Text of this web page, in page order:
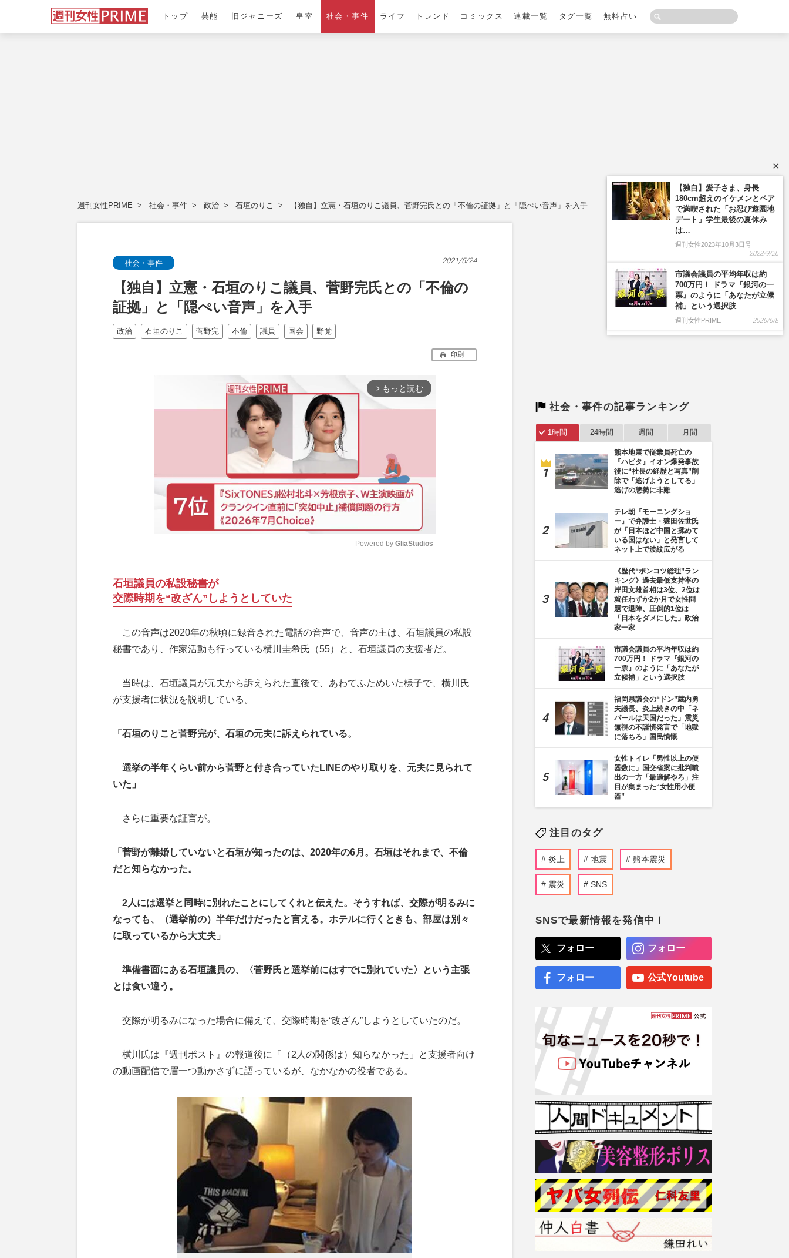
トップ 芸能 旧ジャニーズ 皇室 社会・事件 ライフ トレンド コミックス 連載一覧 タグ一覧 無料占い
週刊女性PRIME 社会・事件 政治 石垣のりこ 【独自】立憲・石垣のりこ議員、菅野完氏との「不倫の証拠」と「隠ぺい音声」を入手
社会・事件 2021/5/24
【独自】立憲・石垣のりこ議員、菅野完氏との「不倫の
証拠」と「隠ぺい音声」を入手
政治 石垣のりこ 菅野完 不倫 議員 国会 野党
印刷
arrow_forward_ios もっと読む
Powered by GliaStudios
石垣議員の私設秘書が
交際時期を“改ざん”しようとしていた
この音声は2020年の秋頃に録音された電話の音声で、音声の主は、石垣議員の私設
秘書であり、作家活動も行っている横川圭希氏（55）と、石垣議員の支援者だ。
当時は、石垣議員が元夫から訴えられた直後で、あわてふためいた様子で、横川氏
が支援者に状況を説明している。
「石垣のりこと菅野完が、石垣の元夫に訴えられている。
選挙の半年くらい前から菅野と付き合っていたLINEのやり取りを、元夫に見られて
いた」
さらに重要な証言が。
「菅野が離婚していないと石垣が知ったのは、2020年の6月。石垣はそれまで、不倫
だと知らなかった。
2人には選挙と同時に別れたことにしてくれと伝えた。そうすれば、交際が明るみに
なっても、（選挙前の）半年だけだったと言える。ホテルに行くときも、部屋は別々
に取っているから大丈夫」
準備書面にある石垣議員の、〈菅野氏と選挙前にはすでに別れていた〉という主張
とは食い違う。
交際が明るみになった場合に備えて、交際時期を“改ざん”しようとしていたのだ。
横川氏は『週刊ポスト』の報道後に「（2人の関係は）知らなかった」と支援者向け
の動画配信で眉一つ動かさずに語っているが、なかなかの役者である。
社会・事件の記事ランキング
1時間 24時間 週間 月間
熊本地震で従業員死亡の
『ハビタ』イオン爆発事故
後に“社長の経歴と写真”削
除で「逃げようとしてる」
逃げの態勢に非難
テレ朝『モーニングショ
ー』で弁護士・猿田佐世氏
が「日本ほど中国と揉めて
いる国はない」と発言して
ネット上で波紋広がる
《歴代“ポンコツ総理”ラン
キング》過去最低支持率の
岸田文雄首相は3位、2位は
就任わずか2か月で女性問
題で退陣、圧倒的1位は
「日本をダメにした」政治
家一家
市議会議員の平均年収は約
700万円！ ドラマ『銀河の
一票』のように「あなたが
立候補」という選択肢
福岡県議会の“ドン”蔵内勇
夫議長、炎上続きの中「ネ
パールは天国だった」震災
無視の不謹慎発言で「地獄
に落ちろ」国民憤慨
女性トイレ「男性以上の便
器数に」国交省案に批判噴
出の一方「最適解やろ」注
目が集まった“女性用小便
器”
注目のタグ
炎上 地震 熊本震災
震災 SNS
SNSで最新情報を発信中！
フォロー フォロー
フォロー 公式Youtube
×
【独自】愛子さま、身長
180cm超えのイケメンとペア
で満喫された「お忍び遊園地
デート」学生最後の夏休み
は…
週刊女性2023年10月3日号
2023/9/20
市議会議員の平均年収は約
700万円！ ドラマ『銀河の一
票』のように「あなたが立候
補」という選択肢
週刊女性PRIME 2026/6/8